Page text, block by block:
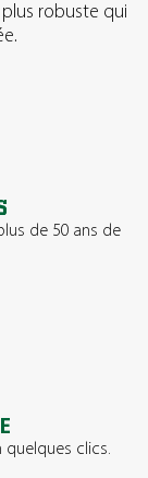
robuste qui
de 50 ans de
quelques clics.